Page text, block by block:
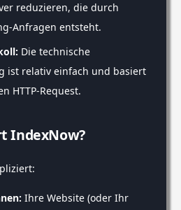
reduzieren, die durch
Anfragen entsteht.
Die technische
ist relativ einfach und basiert
HTTP-Request.
IndexNow?
Ihre Website (oder Ihr